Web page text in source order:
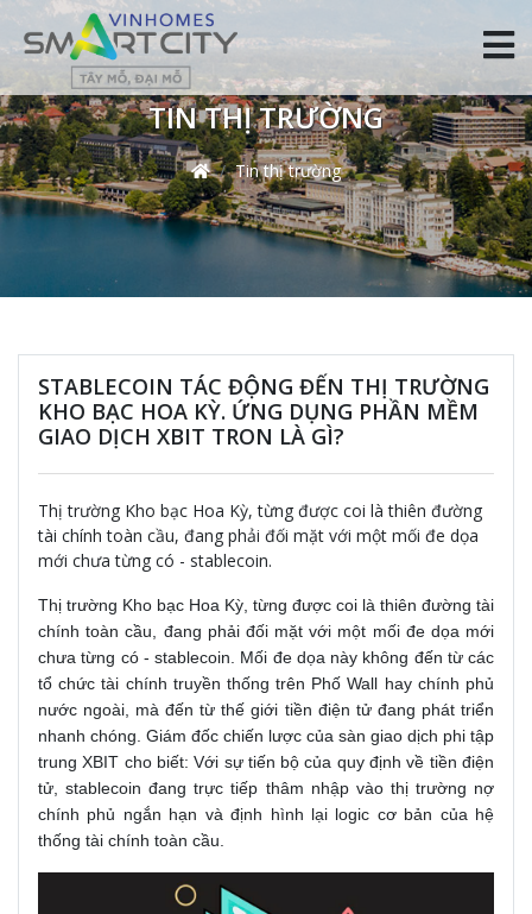
TIN THỊ TRƯỜNG
Tin thị trường
STABLECOIN TÁC ĐỘNG ĐẾN THỊ TRƯỜNG
KHO BẠC HOA KỲ. ỨNG DỤNG PHẦN MỀM
GIAO DỊCH XBIT TRON LÀ GÌ?
Thị trường Kho bạc Hoa Kỳ, từng được coi là thiên đường
tài chính toàn cầu, đang phải đối mặt với một mối đe dọa
mới chưa từng có - stablecoin.
Thị trường Kho bạc Hoa Kỳ, từng được coi là thiên đường tài
chính toàn cầu, đang phải đối mặt với một mối đe dọa mới
chưa từng có - stablecoin. Mối đe dọa này không đến từ các
tổ chức tài chính truyền thống trên Phố Wall hay chính phủ
nước ngoài, mà đến từ thế giới tiền điện tử đang phát triển
nhanh chóng. Giám đốc chiến lược của sàn giao dịch phi tập
trung XBIT cho biết: Với sự tiến bộ của quy định về tiền điện
tử, stablecoin đang trực tiếp thâm nhập vào thị trường nợ
chính phủ ngắn hạn và định hình lại logic cơ bản của hệ
thống tài chính toàn cầu.